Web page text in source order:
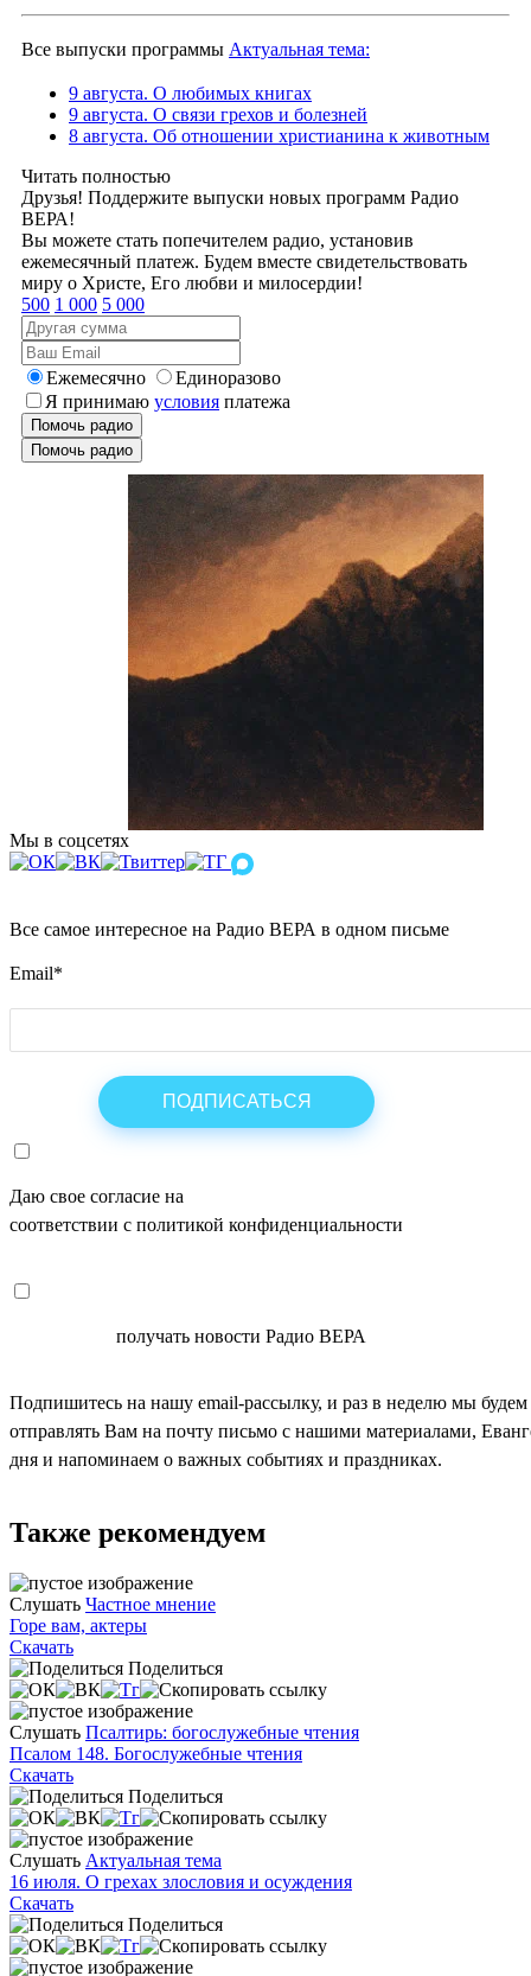
Все выпуски программы Актуальная тема:
9 августа. О любимых книгах
9 августа. О связи грехов и болезней
8 августа. Об отношении христианина к животным
Читать полностью
Друзья! Поддержите выпуски новых программ Радио
ВЕРА!
Вы можете стать попечителем радио, установив
ежемесячный платеж. Будем вместе свидетельствовать
миру о Христе, Его любви и милосердии!
500 1 000 5 000
Ежемесячно
Единоразово
Я принимаю условия платежа
Помочь радио
Помочь радио
Мы в соцсетях
Все самое интересное на Радио ВЕРА в одном письме
Email*
Даю свое согласие на
соответствии с политикой конфиденциальности
получать новости Радио ВЕРА
Подпишитесь на нашу email-рассылку, и раз в неделю мы будем
отправлять Вам на почту письмо с нашими материалами,
дня и напоминаем о важных событиях и праздниках.
Также рекомендуем
Слушать Частное мнение
Горе вам, актеры
Скачать
Поделиться
Слушать Псалтирь: богослужебные чтения
Псалом 148. Богослужебные чтения
Скачать
Поделиться
Слушать Актуальная тема
16 июля. О грехах злословия и осуждения
Скачать
Поделиться